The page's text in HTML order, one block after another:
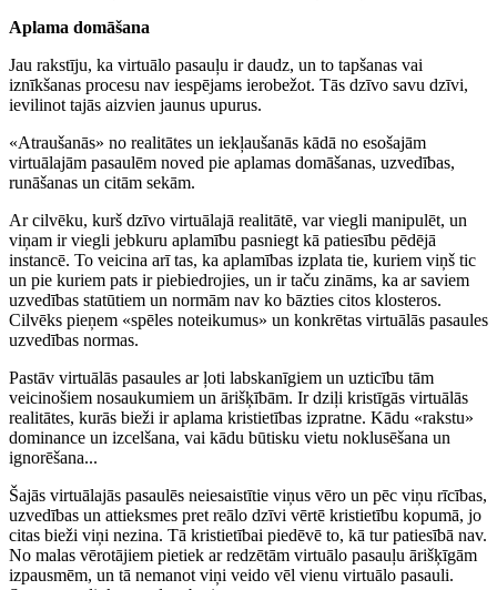
Aplama domāšana
Jau rakstīju, ka virtuālo pasauļu ir daudz, un to tapšanas vai
iznīkšanas procesu nav iespējams ierobežot. Tās dzīvo savu dzīvi,
ievilinot tajās aizvien jaunus upurus.
«Atraušanās» no realitātes un iekļaušanās kādā no esošajām
virtuālajām pasaulēm noved pie aplamas domāšanas, uzvedības,
runāšanas un citām sekām.
Ar cilvēku, kurš dzīvo virtuālajā realitātē, var viegli manipulēt, un
viņam ir viegli jebkuru aplamību pasniegt kā patiesību pēdējā
instancē. To veicina arī tas, ka aplamības izplata tie, kuriem viņš tic
un pie kuriem pats ir piebiedrojies, un ir taču zināms, ka ar saviem
uzvedības statūtiem un normām nav ko bāzties citos klosteros.
Cilvēks pieņem «spēles noteikumus» un konkrētas virtuālās pasaules
uzvedības normas.
Pastāv virtuālās pasaules ar ļoti labskanīgiem un uzticību tām
veicinošiem nosaukumiem un ārišķībām. Ir dziļi kristīgās virtuālās
realitātes, kurās bieži ir aplama kristietības izpratne. Kādu «rakstu»
dominance un izcelšana, vai kādu būtisku vietu noklusēšana un
ignorēšana...
Šajās virtuālajās pasaulēs neiesaistītie viņus vēro un pēc viņu rīcības,
uzvedības un attieksmes pret reālo dzīvi vērtē kristietību kopumā, jo
citas bieži viņi nezina. Tā kristietībai piedēvē to, kā tur patiesībā nav.
No malas vērotājiem pietiek ar redzētām virtuālo pasauļu ārišķīgām
izpausmēm, un tā nemanot viņi veido vēl vienu virtuālo pasauli.